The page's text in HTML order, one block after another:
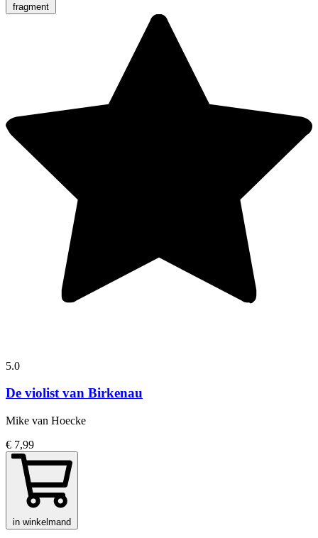
fragment
5.0
De violist van Birkenau
Mike van Hoecke
€ 7,99
in winkelmand